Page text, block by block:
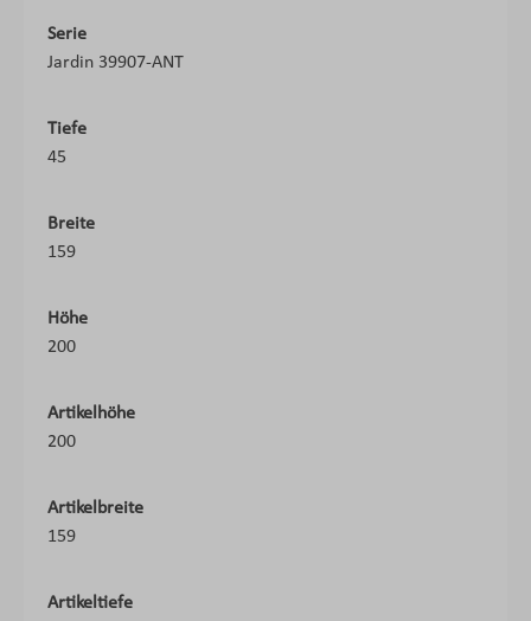
Serie
Jardin 39907-ANT
Tiefe
45
Breite
159
Höhe
200
Artikelhöhe
200
Artikelbreite
159
Artikeltiefe